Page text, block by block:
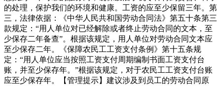
的处理，保护我们的环境和健康。工资的应至少保留三年。第
三，法律依据：《中华人民共和国劳动合同法》第五十条第三
款规定：“用人单位对已经解除或者终止劳动合同的文本，至
少保存二年备查”。根据该规定，用人单位对劳动合同文本应
至少保存二年。《保障农民工工资支付条例》第十五条规
定：“用人单位应当按照工资支付周期编制书面工资支付台
账，并至少保存年。”根据该规定，对于农民工工资支付台账
应至少保存年。【管理提示】建议涉及到员工的劳动合同原